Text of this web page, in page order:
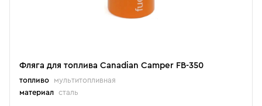
Фляга для топлива Canadian Camper FB-350
топливо
мультитопливная
материал
сталь